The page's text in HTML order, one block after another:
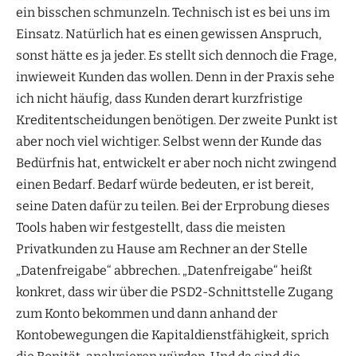
ein bisschen schmunzeln. Technisch ist es bei uns im
Einsatz. Natürlich hat es einen gewissen Anspruch,
sonst hätte es ja jeder. Es stellt sich dennoch die Frage,
inwieweit Kunden das wollen. Denn in der Praxis sehe
ich nicht häufig, dass Kunden derart kurzfristige
Kreditentscheidungen benötigen. Der zweite Punkt ist
aber noch viel wichtiger. Selbst wenn der Kunde das
Bedürfnis hat, entwickelt er aber noch nicht zwingend
einen Bedarf. Bedarf würde bedeuten, er ist bereit,
seine Daten dafür zu teilen. Bei der Erprobung dieses
Tools haben wir festgestellt, dass die meisten
Privatkunden zu Hause am Rechner an der Stelle
„Datenfreigabe“ abbrechen. „Datenfreigabe“ heißt
konkret, dass wir über die PSD2-Schnittstelle Zugang
zum Konto bekommen und dann anhand der
Kontobewegungen die Kapitaldienstfähigkeit, sprich